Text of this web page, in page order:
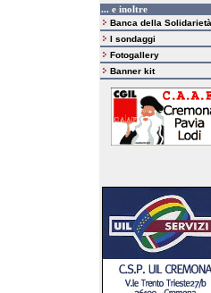
... e inoltre
Banca della Solidarietà
I sondaggi
Fotogallery
Banner kit